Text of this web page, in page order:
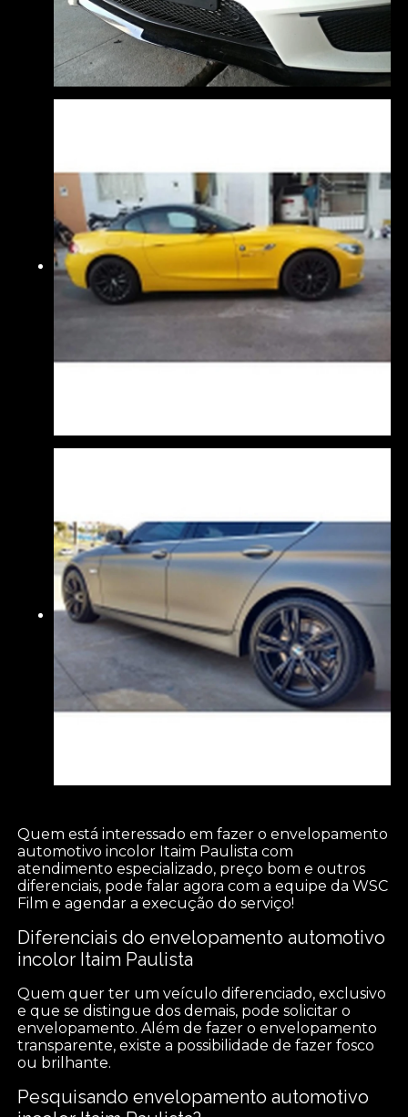
Quem está interessado em fazer o envelopamento
automotivo incolor Itaim Paulista com
atendimento especializado, preço bom e outros
diferenciais, pode falar agora com a equipe da WSC
Film e agendar a execução do serviço!
Diferenciais do envelopamento automotivo
incolor Itaim Paulista
Quem quer ter um veículo diferenciado, exclusivo
e que se distingue dos demais, pode solicitar o
envelopamento. Além de fazer o envelopamento
transparente, existe a possibilidade de fazer fosco
ou brilhante.
Pesquisando envelopamento automotivo